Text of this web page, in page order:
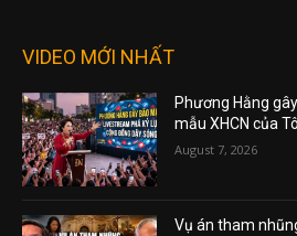
VIDEO MỚI NHẤT
Phương Hằng
mẫu XHCN của
August 7, 2026
Vụ án tham